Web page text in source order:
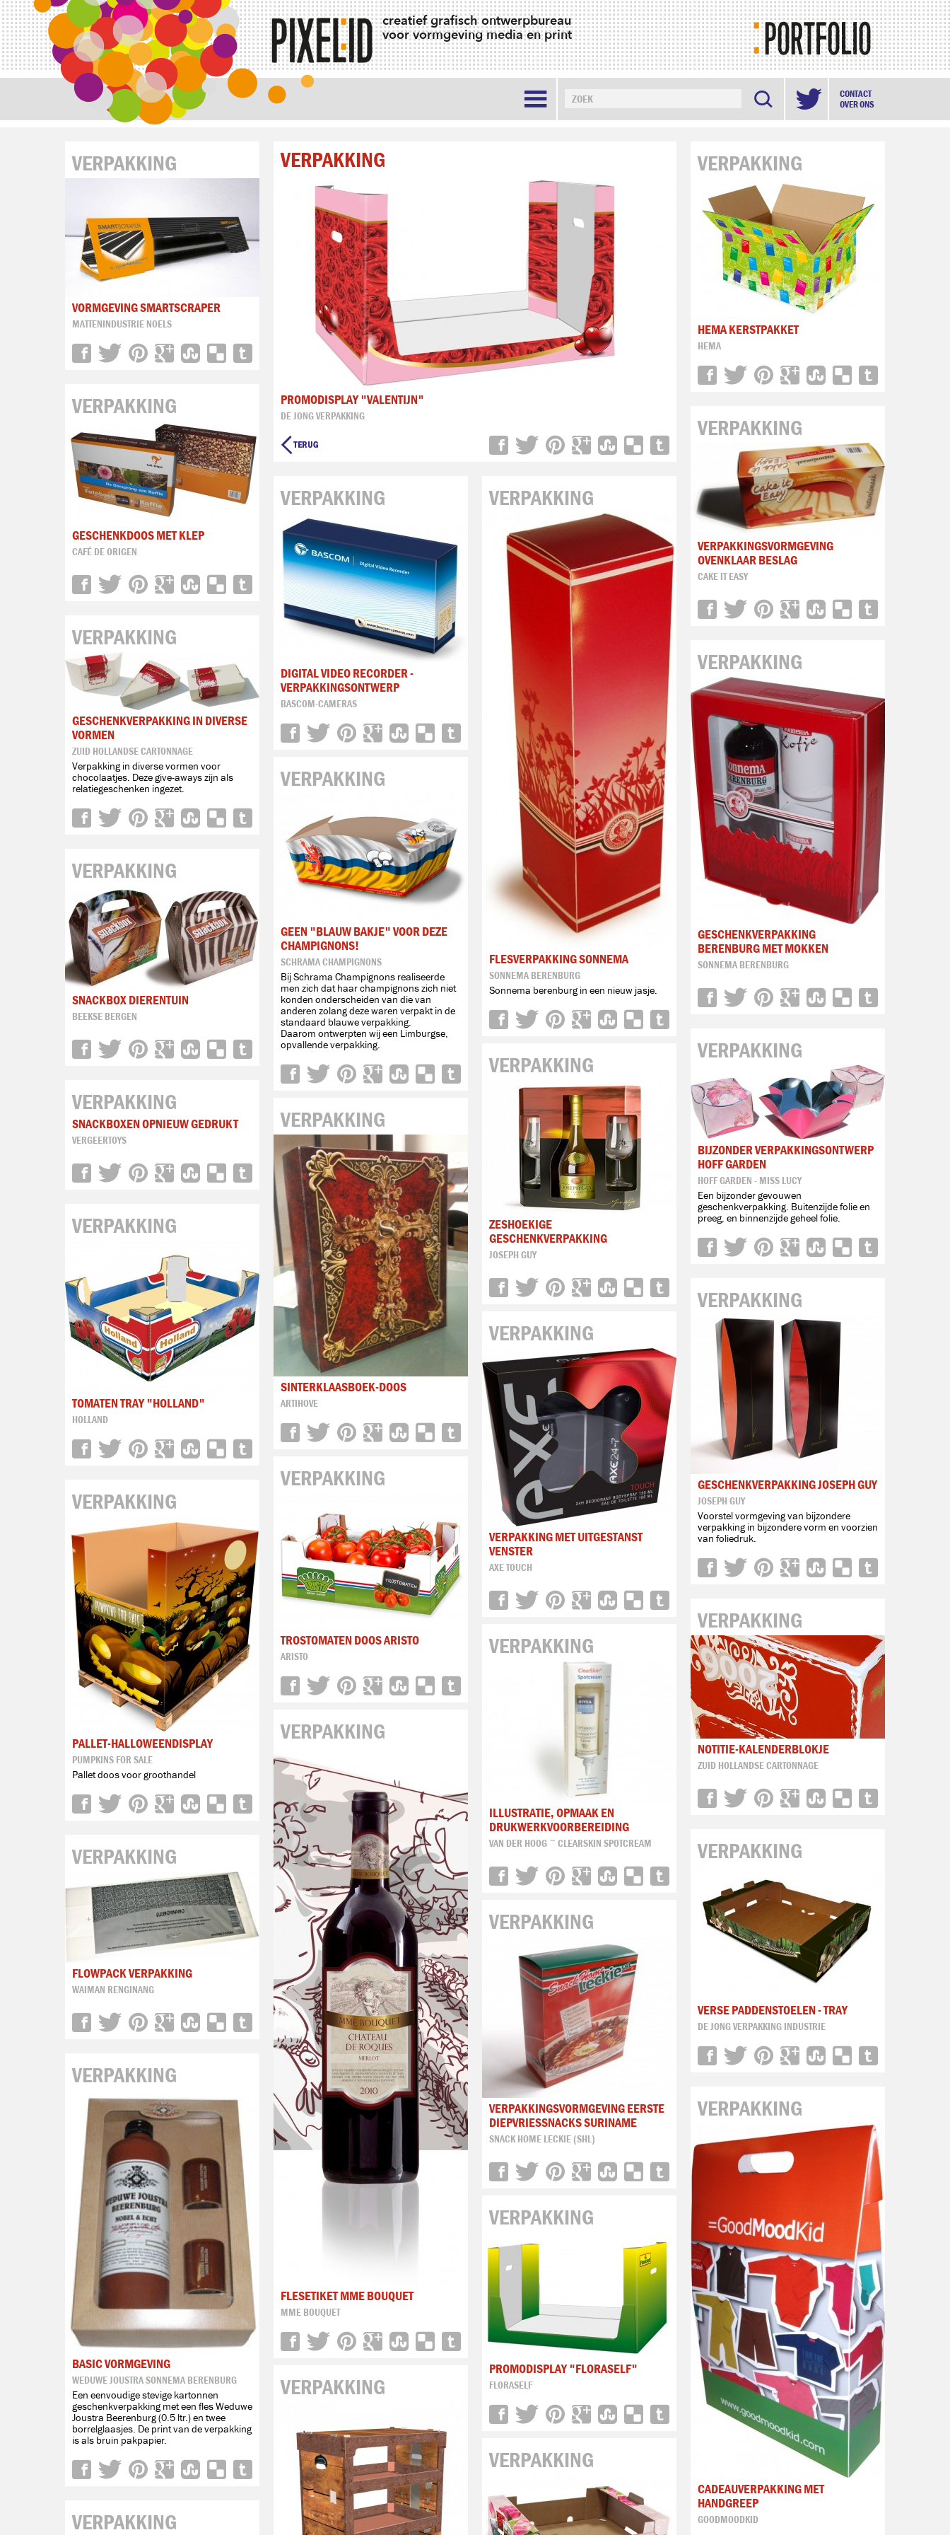
creatief grafisch ontwerpbureau
voor vormgeving media en print
 
CONTACT
OVER ONS
VERPAKKING
VORMGEVING SMARTSCRAPER
MATTENINDUSTRIE NOELS
VERPAKKING
GESCHENKDOOS MET KLEP
CAFÉ DE ORIGEN
VERPAKKING
GESCHENKVERPAKKING IN DIVERSE
VORMEN
ZUID HOLLANDSE CARTONNAGE
Verpakking in diverse vormen voor
chocolaatjes. Deze give-aways zijn als
relatiegeschenken ingezet.
VERPAKKING
SNACKBOX DIERENTUIN
BEEKSE BERGEN
VERPAKKING
SNACKBOXEN OPNIEUW GEDRUKT
VERGEERTOYS
VERPAKKING
TOMATEN TRAY "HOLLAND"
HOLLAND
VERPAKKING
PALLET-HALLOWEENDISPLAY
PUMPKINS FOR SALE
Pallet doos voor groothandel
VERPAKKING
FLOWPACK VERPAKKING
WAIMAN RENGINANG
VERPAKKING
BASIC VORMGEVING
WEDUWE JOUSTRA SONNEMA BERENBURG
Een eenvoudige stevige kartonnen
geschenkverpakking met een fles Weduwe
Joustra Beerenburg (0.5 ltr.) en twee
borrelglaasjes. De print van de verpakking
is als bruin pakpapier.
VERPAKKING
VERPAKKING
PROMODISPLAY "VALENTIJN"
DE JONG VERPAKKING

VERPAKKING
DIGITAL VIDEO RECORDER -
VERPAKKINGSONTWERP
BASCOM-CAMERAS
VERPAKKING
GEEN "BLAUW BAKJE" VOOR DEZE
CHAMPIGNONS!
SCHRAMA CHAMPIGNONS
Bij Schrama Champignons realiseerde
men zich dat haar champignons zich niet
konden onderscheiden van die van
anderen zolang deze waren verpakt in de
standaard blauwe verpakking.
Daarom ontwerpten wij een Limburgse,
opvallende verpakking.
VERPAKKING
SINTERKLAASBOEK-DOOS
ARTIHOVE
VERPAKKING
TROSTOMATEN DOOS ARISTO
ARISTO
VERPAKKING
FLESETIKET MME BOUQUET
MME BOUQUET
VERPAKKING
VERPAKKING
FLESVERPAKKING SONNEMA
SONNEMA BERENBURG
Sonnema berenburg in een nieuw jasje.
VERPAKKING
ZESHOEKIGE
GESCHENKVERPAKKING
JOSEPH GUY
VERPAKKING
VERPAKKING MET UITGESTANST
VENSTER
AXE TOUCH
VERPAKKING
ILLUSTRATIE, OPMAAK EN
DRUKWERKVOORBEREIDING
VAN DER HOOG ~ CLEARSKIN SPOTCREAM
VERPAKKING
VERPAKKINGSVORMGEVING EERSTE
DIEPVRIESSNACKS SURINAME
SNACK HOME LECKIE (SHL)
VERPAKKING
PROMODISPLAY "FLORASELF"
FLORASELF
VERPAKKING
VERPAKKING
HEMA KERSTPAKKET
HEMA
VERPAKKING
VERPAKKINGSVORMGEVING
OVENKLAAR BESLAG
CAKE IT EASY
VERPAKKING
GESCHENKVERPAKKING
BERENBURG MET MOKKEN
SONNEMA BERENBURG
VERPAKKING
BIJZONDER VERPAKKINGSONTWERP
HOFF GARDEN
HOFF GARDEN - MISS LUCY
Een bijzonder gevouwen
geschenkverpakking. Buitenzijde folie en
preeg, en binnenzijde geheel folie.
VERPAKKING
GESCHENKVERPAKKING JOSEPH GUY
JOSEPH GUY
Voorstel vormgeving van bijzondere
verpakking in bijzondere vorm en voorzien
van foliedruk.
VERPAKKING
NOTITIE-KALENDERBLOKJE
ZUID HOLLANDSE CARTONNAGE
VERPAKKING
VERSE PADDENSTOELEN - TRAY
DE JONG VERPAKKING INDUSTRIE
VERPAKKING
CADEAUVERPAKKING MET
HANDGREEP
GOODMOODKID